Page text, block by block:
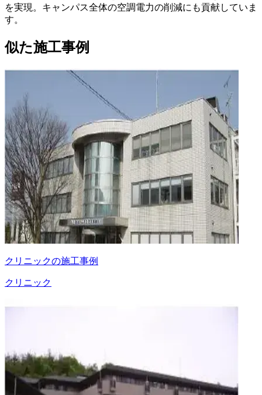
を実現。キャンパス全体の空調電力の削減にも貢献していま
す。
似た施工事例
クリニックの施工事例
クリニック